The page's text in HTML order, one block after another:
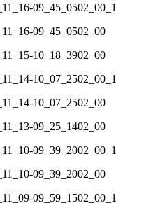
09_45_0502_00_1
09_45_0502_00
10_18_3902_00
10_07_2502_00_1
10_07_2502_00
09_25_1402_00
09_39_2002_00_1
09_39_2002_00
09_59_1502_00_1